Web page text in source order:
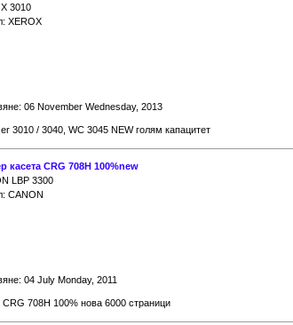
3010
XEROX
06 November Wednesday, 2013
3010 / 3040, WC 3045 NEW голям капацитет
касета CRG 708H 100%new
LBP 3300
CANON
04 July Monday, 2011
708H 100% нова 6000 страници